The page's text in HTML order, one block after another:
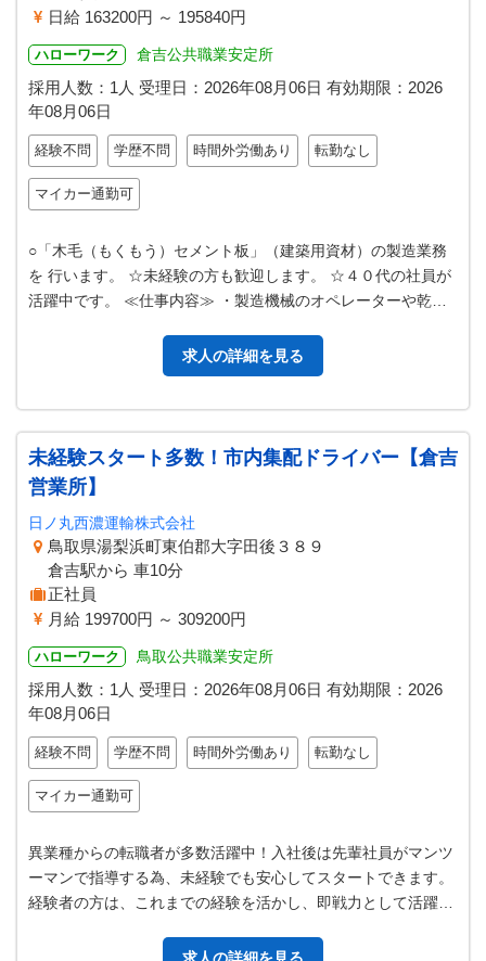
日給 163200円 ～ 195840円
ハローワーク 倉吉公共職業安定所
採用人数：1人 受理日： 2026年08月06日 有効期限： 2026
年08月06日
経験不問 学歴不問 時間外労働あり 転勤なし
マイカー通勤可
○「木毛（もくもう）セメント板」（建築用資材）の製造業務
を 行います。 ☆未経験の方も歓迎します。 ☆４０代の社員が
活躍中です。 ≪仕事内容≫ ・製造機械のオペレーターや乾
求人の詳細を見る
未経験スタート多数！市内集配ドライバー【倉吉
営業所】
日ノ丸西濃運輸株式会社
鳥取県湯梨浜町東伯郡大字田後３８９
倉吉駅から 車10分
正社員
月給 199700円 ～ 309200円
ハローワーク 鳥取公共職業安定所
採用人数：1人 受理日： 2026年08月06日 有効期限： 2026
年08月06日
経験不問 学歴不問 時間外労働あり 転勤なし
マイカー通勤可
異業種からの転職者が多数活躍中！入社後は先輩社員がマンツ
ーマンで指導する為、未経験でも安心してスタートできます。
経験者の方は、これまでの経験を活かし、即戦力として活躍で